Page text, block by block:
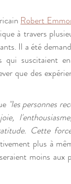
Robert
à travers
Il a été
qui suscitaient
que des
"les personnes
Cette
plus à
moins aux